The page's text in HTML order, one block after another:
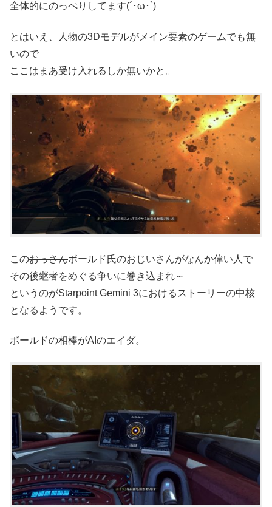
全体的にのっぺりしてます(´･ω･`)
とはいえ、人物の3Dモデルがメイン要素のゲームでも無
いので
ここはまあ受け入れるしか無いかと。
このおっさんボールド氏のおじいさんがなんか偉い人で
その後継者をめぐる争いに巻き込まれ～
というのがStarpoint Gemini 3におけるストーリーの中核
となるようです。
ボールドの相棒がAIのエイダ。